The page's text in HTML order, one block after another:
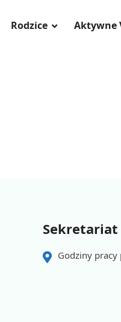
Rodzice Aktywne
Sekretariat
Godziny